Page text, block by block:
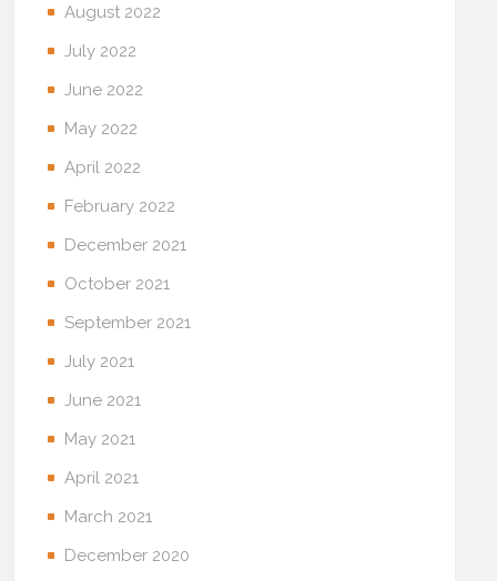
August 2022
July 2022
June 2022
May 2022
April 2022
February 2022
December 2021
October 2021
September 2021
July 2021
June 2021
May 2021
April 2021
March 2021
December 2020